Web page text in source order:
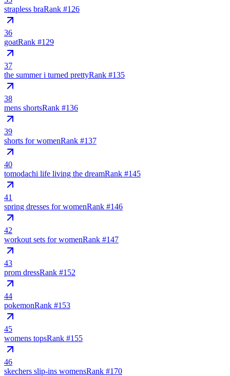
strapless braRank #126
36
goatRank #129
37
the summer i turned prettyRank #135
38
mens shortsRank #136
39
shorts for womenRank #137
40
tomodachi life living the dreamRank #145
41
spring dresses for womenRank #146
42
workout sets for womenRank #147
43
prom dressRank #152
44
pokemonRank #153
45
womens topsRank #155
46
skechers slip-ins womensRank #170